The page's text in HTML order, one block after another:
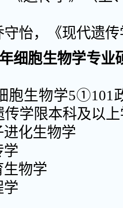
怡，《现代遗
细胞生物学专
生物学5①101
学限本科及以
化生物学
学
物学
学